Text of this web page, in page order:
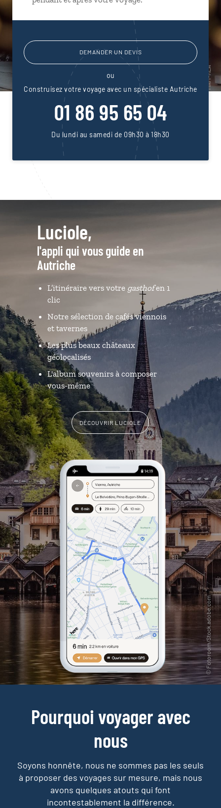
DEMANDER UN DEVIS
ou
Construisez votre voyage avec un spécialiste Autriche
01 86 95 65 04
Du lundi au samedi de 09h30 à 18h30
Luciole,
l'appli qui vous guide en
Autriche
L’itinéraire vers votre gasthofen 1
clic
Notre sélection de cafés viennois
et tavernes
Les plus beaux châteaux
géolocalisés
L'album souvenirs à composer
vous-même
DÉCOUVRIR LUCIOLE
Pourquoi voyager avec
nous
Soyons honnête, nous ne sommes pas les seuls
à proposer des voyages sur mesure, mais nous
avons quelques atouts qui font
incontestablement la différence.